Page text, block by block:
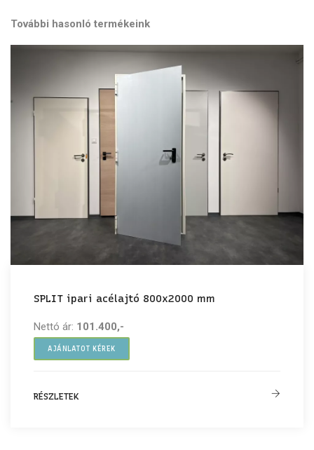
További hasonló termékeink
SPLIT ipari acélajtó 800x2000 mm
Nettó ár: 101.400,-
AJÁNLATOT KÉREK
RÉSZLETEK